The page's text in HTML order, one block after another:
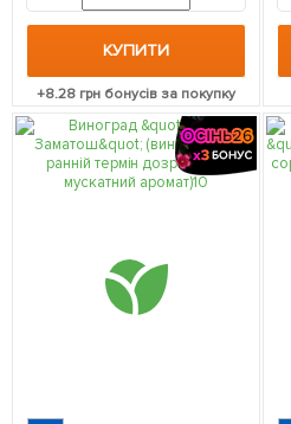
КУПИТИ
+8.28 грн бонусів за покупку